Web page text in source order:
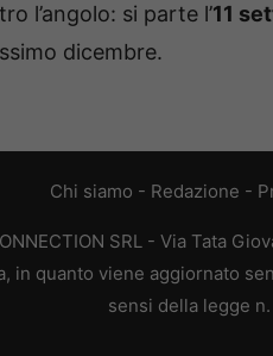
l’angolo: si parte l’11
dicembre.
Chi siamo - Redazione -
SRL - Via Tata
in quanto viene aggiornato
sensi della legge